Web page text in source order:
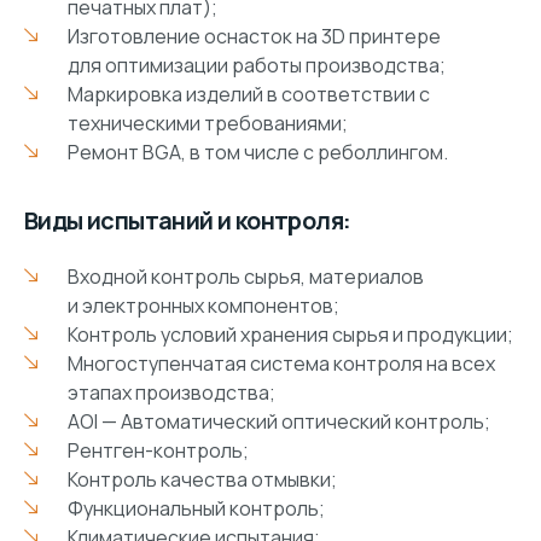
печатных плат);
Изготовление оснасток на 3D принтере
для оптимизации работы производства;
Маркировка изделий в соответствии с
техническими требованиями;
Ремонт BGA, в том числе с реболлингом.
Виды испытаний и контроля:
Входной контроль сырья, материалов
и электронных компонентов;
Контроль условий хранения сырья и продукции;
Многоступенчатая система контроля на всех
этапах производства;
AOI — Автоматический оптический контроль;
Рентген-контроль;
Контроль качества отмывки;
Функциональный контроль;